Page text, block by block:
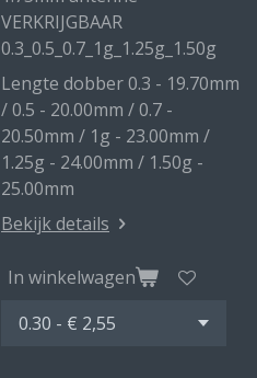
VERKRIJGBAAR
0.3_0.5_0.7_1g_1.25g_1.50g
Lengte dobber 0.3 - 19.70mm
/ 0.5 - 20.00mm / 0.7 -
20.50mm / 1g - 23.00mm /
1.25g - 24.00mm / 1.50g -
25.00mm
Bekijk details
In winkelwagen